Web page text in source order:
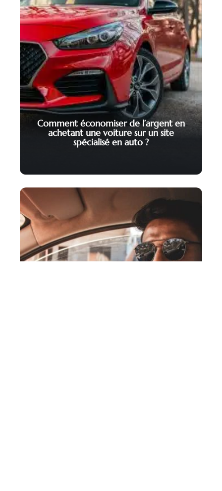
Comment économiser de l’argent en
achetant une voiture sur un site
spécialisé en auto ?